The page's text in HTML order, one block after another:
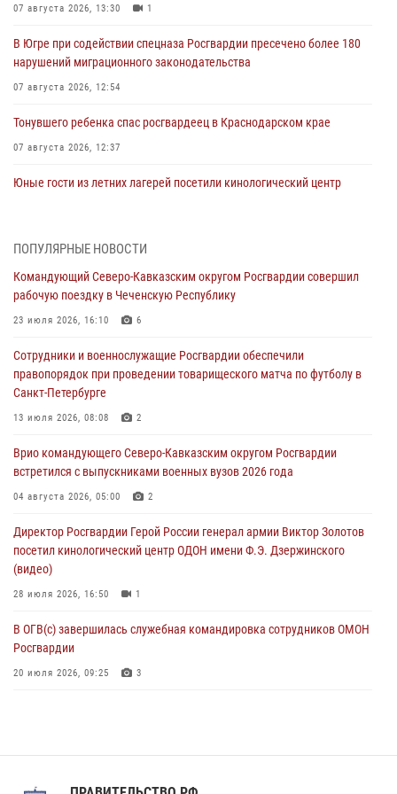
07 августа 2026, 13:30 1
В Югре при содействии спецназа Росгвардии пресечено более 180
нарушений миграционного законодательства
07 августа 2026, 12:54
Тонувшего ребенка спас росгвардеец в Краснодарском крае
07 августа 2026, 12:37
Юные гости из летних лагерей посетили кинологический центр
ветераны военной контрразведки почтили память Николая
Кузнецова
07 августа 2026, 12:00
Ветеран войск правопорядка генерал-майор Иван Пияшев – герой
выпуска «Легенды армии с Александром Маршалом»
07 августа 2026, 12:00
Смольного собора в Санкт-Петербурге (видео)
07 августа 2026, 11:34
взрывобезопасности
ПОПУЛЯРНЫЕ НОВОСТИ
Командующий Северо-Кавказским округом Росгвардии совершил
рабочую поездку в Чеченскую Республику
23 июля 2026, 16:10 6
Сотрудники и военнослужащие Росгвардии обеспечили
правопорядок при проведении товарищеского матча по футболу в
Санкт-Петербурге
13 июля 2026, 08:08 2
Врио командующего Северо-Кавказским округом Росгвардии
встретился с выпускниками военных вузов 2026 года
04 августа 2026, 05:00 2
Директор Росгвардии Герой России генерал армии Виктор Золотов
посетил кинологический центр ОДОН имени Ф.Э. Дзержинского
(видео)
28 июля 2026, 16:50 1
В ОГВ(с) завершилась служебная командировка сотрудников ОМОН
Росгвардии
20 июля 2026, 09:25 3